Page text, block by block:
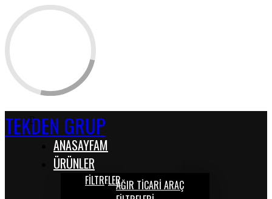
TEKDEN GRUP
ANASAYFAM
ÜRÜNLER
FİLTRELERAĞIR TİCARİ ARAÇ